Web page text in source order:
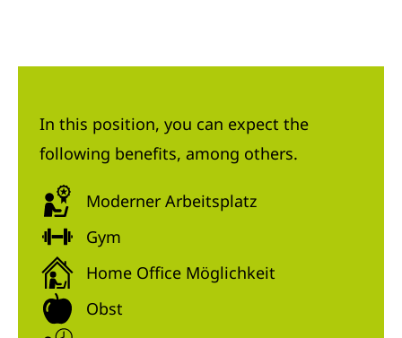
In this position, you can expect the
following benefits, among others.
Moderner Arbeitsplatz
Gym
Home Office Möglichkeit
Obst